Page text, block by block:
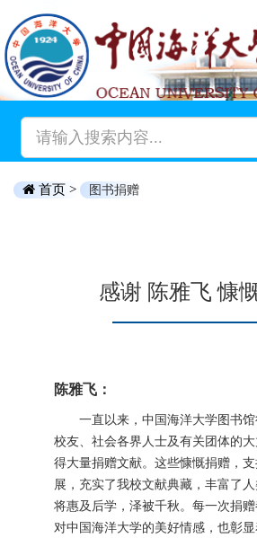
首页 > 图书捐赠
感谢 陈雅飞 慷
陈雅飞：
一直以来，中国海洋大学图书
校友、社会各界人士及有关团体的
得大量捐赠文献。这些慷慨捐赠，
展，充实了我校文献典藏，丰富了
将惠及后学，泽被千秋。每一次捐
对中国海洋大学的美好情感，也彰